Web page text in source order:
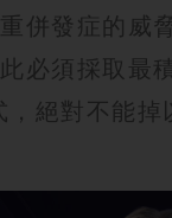
併發症的威
必須採取最
，絕對不能掉